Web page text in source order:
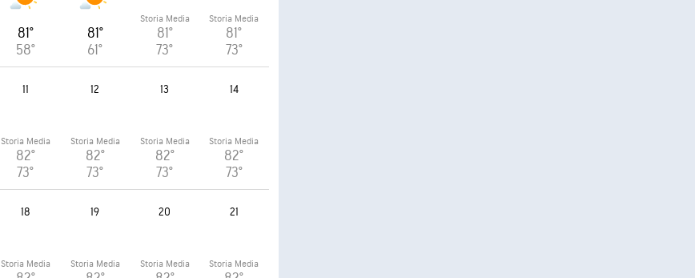
81°
58°
81°
61°
Storia Media
81°
73°
Storia Media
81°
73°
11
Storia Media
82°
73°
12
Storia Media
82°
73°
13
Storia Media
82°
73°
14
Storia Media
82°
73°
18
Storia Media
19
Storia Media
20
Storia Media
21
Storia Media